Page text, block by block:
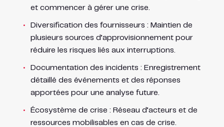
et commencer à gérer une crise.
Diversification des fournisseurs : Maintien de
plusieurs sources d’approvisionnement pour
réduire les risques liés aux interruptions.
Documentation des incidents : Enregistrement
détaillé des événements et des réponses
apportées pour une analyse future.
Écosystème de crise : Réseau d’acteurs et de
ressources mobilisables en cas de crise.